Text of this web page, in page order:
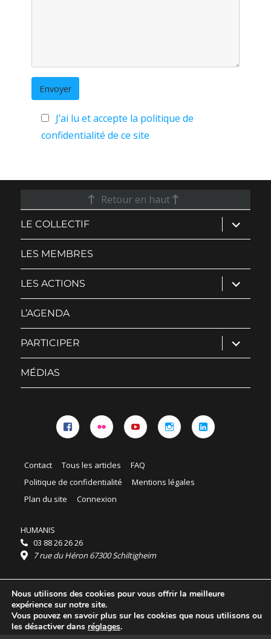
J’ai lu et accepte la politique de
confidentialité de ce site
Retour en haut
LE COLLECTIF ouvrir
le
sous-
LES MEMBRES
LES ACTIONS ouvrir
le
sous-
L’AGENDA
PARTICIPER ouvrir
le
sous-
MÉDIAS
Contact Tous les articles
FAQ
Politique de confidentialité
Mentions légales
Plan du site
Connexion
HUMANIS
03 88 26 26 26
7 rue du Héron 67300 Schiltigheim
Horaires :
HUMANIS : du lundi au vendredi 9h - 18h
Ordidocaz : du lundi au vendredi 8h - 19h
© 2025 HUMANIS, tous droits réservés.
Licence Creative Commons Attribution 4.0
Nous utilisons des cookies pour vous offrir la meilleure
expérience sur notre site.
Vous pouvez en savoir plus sur les cookies que nous utilisons ou
les désactiver dans réglages.